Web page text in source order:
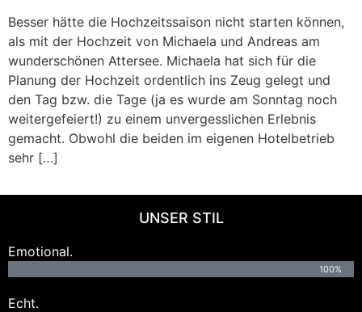
Besser hätte die Hochzeitssaison nicht starten können,
als mit der Hochzeit von Michaela und Andreas am
wunderschönen Attersee. Michaela hat sich für die
Planung der Hochzeit ordentlich ins Zeug gelegt und
den Tag bzw. die Tage (ja es wurde am Sonntag noch
weitergefeiert!) zu einem unvergesslichen Erlebnis
gemacht. Obwohl die beiden im eigenen Hotelbetrieb
sehr […]
UNSER STIL
Emotional.
100%
Echt.